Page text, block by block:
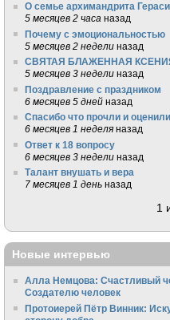
О семье архимандрита
5 месяцев 2 часа назад
Почему с эмоциональностью
5 месяцев 2 недели назад
СВЯТАЯ БЛАЖЕННАЯ
5 месяцев 3 недели назад
Поздравление с праздником
6 месяцев 5 дней назад
Спасибо что прочли и
6 месяцев 1 неделя назад
Ответ к 18 вопросу
6 месяцев 3 недели назад
Талант внушать и вера
7 месяцев 1 день назад
1
Новые интервью
Алла Немцова: Счастливый
Создателю человек
Протоиерей Пётр Винник: